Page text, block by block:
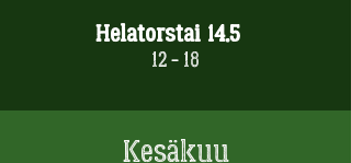
Helatorstai 14.5
12 - 18
Kesäkuu